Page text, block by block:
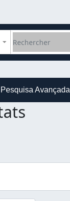
Search options
Pesquisa Avançada